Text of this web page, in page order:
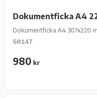
Dokumentficka A4
Dokumentficka A4 307x220
50147
980 kr